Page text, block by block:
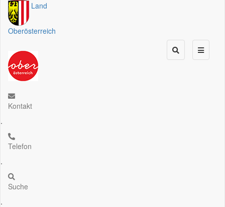
Land
Oberösterreich
Kontakt
.
Telefon
.
Suche
.